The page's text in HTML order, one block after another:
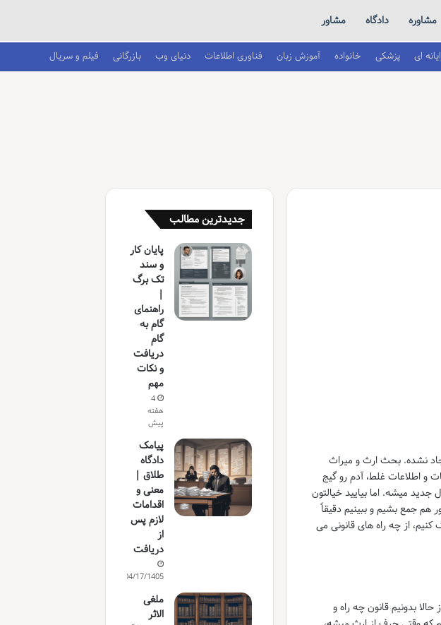
مشاوره دادگاه مشاور
ای پزشکی خانواده آموزش زبان فناوری اطلاعات دنیای وب بازرگانی فیلم و سریال
تغییری در این قانون ایجاد نشده. بحث ارث و میراث
و اطلاعات غلط، آدم رو گیج
میشه. اما بیایید خیالتون
هم جمع بشیم و ببینیم دقیقاً
از چه راه های قانونی می
بدونیم قانون چه راه و
جدیدترین مطالب
پایان کار
و سند
تک برگ
|
راهنمای
گام به
گام
دریافت
و نکات
مهم
4
هفته
پیش
پیامک
دادگاه
طلاق |
معنی و
اقدامات
لازم پس
از
دریافت
04/17/1405
ملغی
الاثر